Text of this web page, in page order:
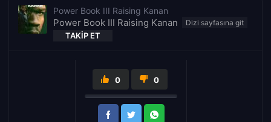
Power Book III Raising Kanan
Power Book III Raising Kanan
TAKIP ET
0 0